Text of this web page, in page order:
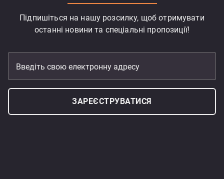
Підпишіться на нашу розсилку, щоб отримувати
останні новини та спеціальні пропозиції!
Введіть свою електронну адресу
ЗАРЕЄСТРУВАТИСЯ